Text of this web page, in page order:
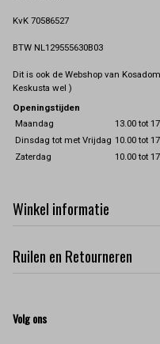
KvK 70586527
BTW NL129555630B03
Dit is ook de Webshop van
Keskusta wel )
Openingstijden
Maandag
13.00 tot
Dinsdag tot met Vrijdag 10.00 tot
Zaterdag
10.00 tot
Winkel informatie
Ruilen en Retourneren
Volg ons